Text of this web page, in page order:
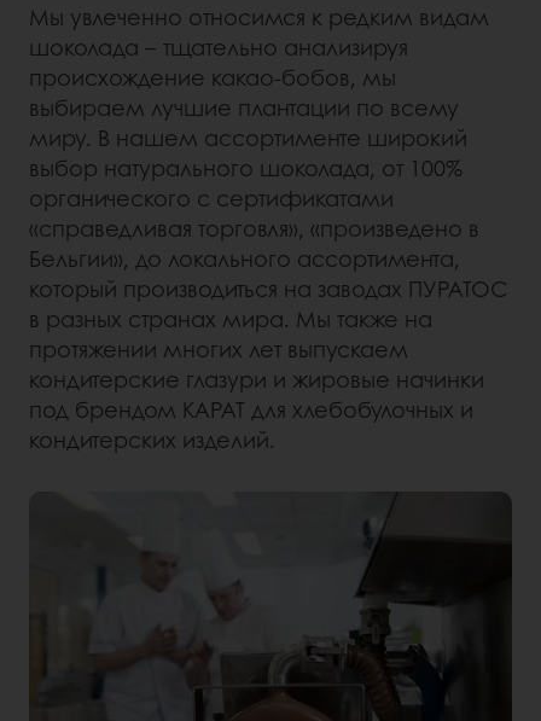
Мы увлеченно относимся к редким видам
шоколада – тщательно анализируя
происхождение какао-бобов, мы
выбираем лучшие плантации по всему
миру. В нашем ассортименте широкий
выбор натурального шоколада, от 100%
органического с сертификатами
«справедливая торговля», «произведено в
Бельгии», до локального ассортимента,
который производиться на заводах ПУРАТОС
в разных странах мира. Мы также на
протяжении многих лет выпускаем
кондитерские глазури и жировые начинки
под брендом КАРАТ для хлебобулочных и
кондитерских изделий.